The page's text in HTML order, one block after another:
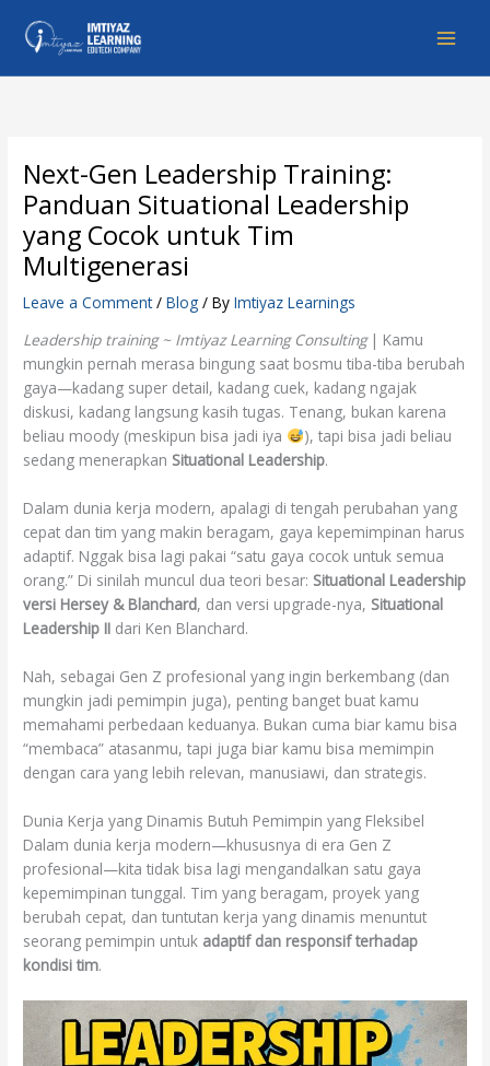
content
Next-Gen Leadership Training:
Panduan Situational Leadership
yang Cocok untuk Tim
Multigenerasi
Leave a Comment /Blog / ByImtiyaz Learnings
Leadership training ~ Imtiyaz Learning Consulting| Kamu
mungkin pernah merasa bingung saat bosmu tiba-tiba berubah
gaya—kadang super detail, kadang cuek, kadang ngajak
diskusi, kadang langsung kasih tugas. Tenang, bukan karena
beliau moody (meskipun bisa jadi iya
), tapi bisa jadi beliau
sedang menerapkan Situational Leadership.
Dalam dunia kerja modern, apalagi di tengah perubahan yang
cepat dan tim yang makin beragam, gaya kepemimpinan harus
adaptif. Nggak bisa lagi pakai “satu gaya cocok untuk semua
orang.” Di sinilah muncul dua teori besar: Situational Leadership
versi Hersey & Blanchard, dan versi upgrade-nya, Situational
Leadership II dari Ken Blanchard.
Nah, sebagai Gen Z profesional yang ingin berkembang (dan
mungkin jadi pemimpin juga), penting banget buat kamu
memahami perbedaan keduanya. Bukan cuma biar kamu bisa
“membaca” atasanmu, tapi juga biar kamu bisa memimpin
dengan cara yang lebih relevan, manusiawi, dan strategis.
Dunia Kerja yang Dinamis Butuh Pemimpin yang Fleksibel
Dalam dunia kerja modern—khususnya di era Gen Z
profesional—kita tidak bisa lagi mengandalkan satu gaya
kepemimpinan tunggal. Tim yang beragam, proyek yang
berubah cepat, dan tuntutan kerja yang dinamis menuntut
seorang pemimpin untuk adaptif dan responsif terhadap
kondisi tim.